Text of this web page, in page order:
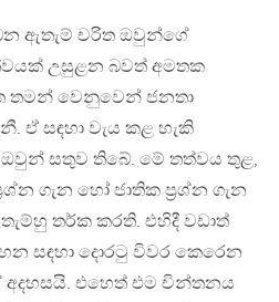
ඇතැම් චරිත ඔවුන්ගේ
උසුළන බවත් අමතක
තමන් වෙනුවෙන් ජනතා
ඒ සඳහා වැය කළ හැකි
ඔවුන් සතුව තිබේ. මේ තත්වය තුළ,
ගැන හෝ ජාතික ප‍්‍රශ්න ගැන
තර්ක කරති. එහිදී වඩාත්
සඳහා දොරටු විවර කෙරෙන
එහෙත් එම චින්තනය